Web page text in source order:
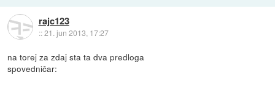
rajc123
::21. jun 2013, 17:27
na torej za zdaj sta ta dva predloga
spovedničar: